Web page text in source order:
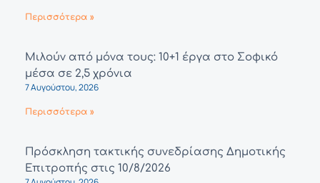
Περισσότερα »
Μιλούν από μόνα τους: 10+1 έργα στο Σοφικό
μέσα σε 2,5 χρόνια
7 Αυγούστου, 2026
Περισσότερα »
Πρόσκληση τακτικής συνεδρίασης Δημοτικής
Επιτροπής στις 10/8/2026